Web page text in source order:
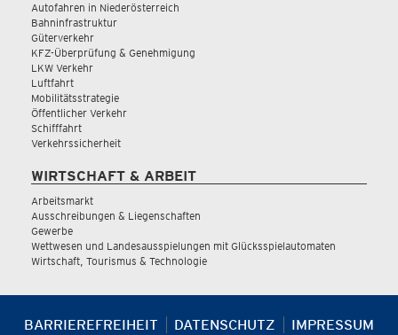
Autofahren in Niederösterreich
Bahninfrastruktur
Güterverkehr
KFZ-Überprüfung & Genehmigung
LKW Verkehr
Luftfahrt
Mobilitätsstrategie
Öffentlicher Verkehr
Schifffahrt
Verkehrssicherheit
WIRTSCHAFT & ARBEIT
Arbeitsmarkt
Ausschreibungen & Liegenschaften
Gewerbe
Wettwesen und Landesausspielungen mit Glücksspielautomaten
Wirtschaft, Tourismus & Technologie
BARRIEREFREIHEIT DATENSCHUTZ IMPRESSUM